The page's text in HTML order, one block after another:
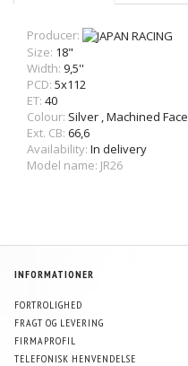
Producer:
Size: 18"
Width: 9,5''
PCD: 5x112
ET: 40
Colour: Silver ,Machined Face
Ext. CB: 66,6
Availability: In delivery
Model name: JR26
INFORMATIONER
FORTROLIGHED
FRAGT OG LEVERING
FIRMAPROFIL
TELEFONISK HENVENDELSE